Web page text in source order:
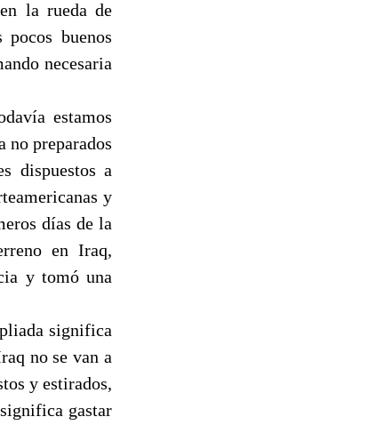
la rueda de
buenos
necesaria
estamos
no preparados
dispuestos a
y
días de la
en Iraq,
y tomó una
significa
no se van a
y estirados,
gastar